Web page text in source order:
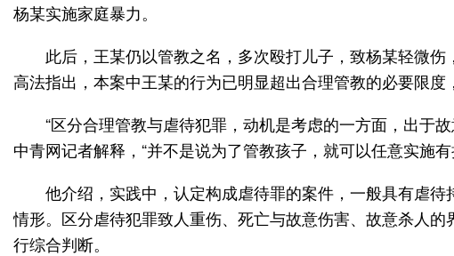
杨某实施家庭暴力。
此后，王某仍以管教之名，多次殴打儿子，致杨某轻微
高法指出，本案中王某的行为已明显超出合理管教的必要限
“区分合理管教与虐待犯罪，动机是考虑的一方面，出于
中青网记者解释，“并不是说为了管教孩子，就可以任意实施
他介绍，实践中，认定构成虐待罪的案件，一般具有虐
情形。区分虐待犯罪致人重伤、死亡与故意伤害、故意杀人
行综合判断。